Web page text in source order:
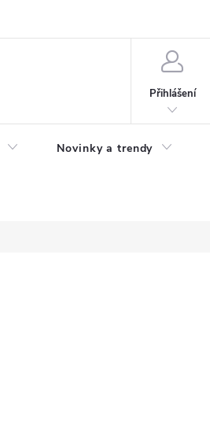
Přihlášení
Novinky a trendy